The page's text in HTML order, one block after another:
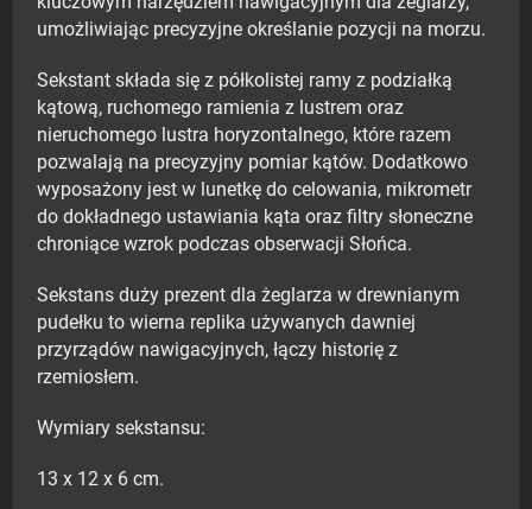
umożliwiając precyzyjne określanie pozycji na morzu.
Sekstant składa się z półkolistej ramy z podziałką
kątową, ruchomego ramienia z lustrem oraz
nieruchomego lustra horyzontalnego, które razem
pozwalają na precyzyjny pomiar kątów. Dodatkowo
wyposażony jest w lunetkę do celowania, mikrometr
do dokładnego ustawiania kąta oraz filtry słoneczne
chroniące wzrok podczas obserwacji Słońca.
Sekstans duży prezent dla żeglarza w drewnianym
pudełku to wierna replika używanych dawniej
przyrządów nawigacyjnych, łączy historię z
rzemiosłem.
Wymiary sekstansu:
13 x 12 x 6 cm.